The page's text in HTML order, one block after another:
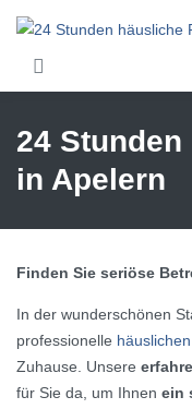
24
in Apelern
Finden Sie seriöse
In der wunderschönen
professionelle
Zuhause. Unsere
für Sie da, um Ihnen ein